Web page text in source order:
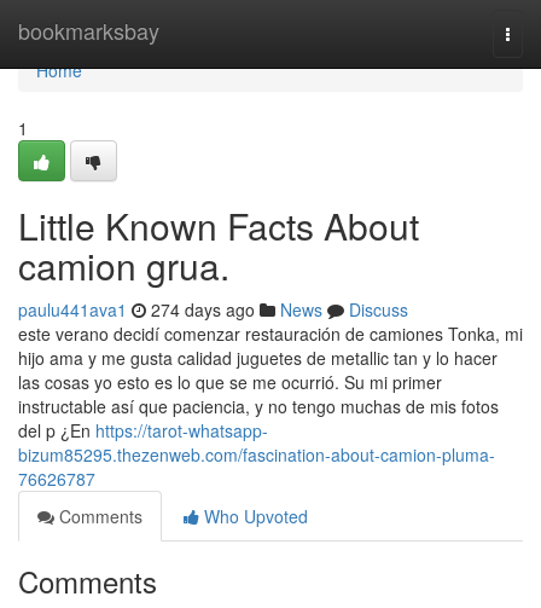
bookmarksbay
Home
Home
1
Little Known Facts About
camion grua.
paulu441ava1 274 days ago News
Discuss
este verano decidí comenzar restauración de camiones Tonka, mi
hijo ama y me gusta calidad juguetes de metallic tan y lo hacer
las cosas yo esto es lo que se me ocurrió. Su mi primer
instructable así que paciencia, y no tengo muchas de mis fotos
del p ¿En https://tarot-whatsapp-
bizum85295.thezenweb.com/fascination-about-camion-pluma-
76626787
Comments
Who Upvoted
Comments